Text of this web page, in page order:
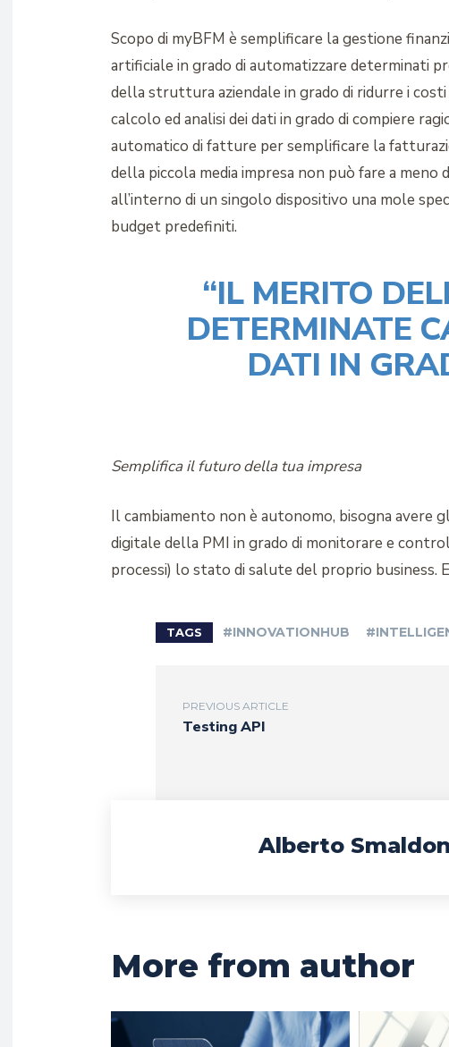
Scopo di myBFM è semplificare la gestione
artificiale in grado di automatizzare determinati
della struttura aziendale in grado di ridurre i
calcolo ed analisi dei dati in grado di compiere
automatico di fatture per semplificare la
della piccola media impresa non può fare a
all’interno di un singolo dispositivo una mole
budget predefiniti.
“IL MERITO
DETERMINATE
DATI IN
Semplifica il futuro della tua impresa
Il cambiamento non è autonomo, bisogna
digitale della PMI in grado di monitorare e
processi) lo stato di salute del proprio business.
TAGS #INNOVATIONHUB
PREVIOUS ARTICLE
Testing API
Alberto
More from author